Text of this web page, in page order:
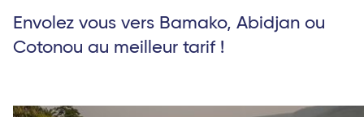
Envolez vous vers Bamako, Abidjan ou
Cotonou au meilleur tarif !